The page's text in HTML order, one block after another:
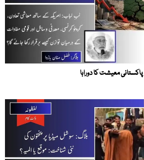
پاکستانی معیشت کا دوراہا